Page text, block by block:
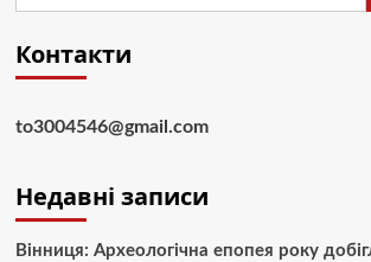
Контакти
to3004546@gmail.com
Недавні записи
Вінниця: Археологічна епопея року